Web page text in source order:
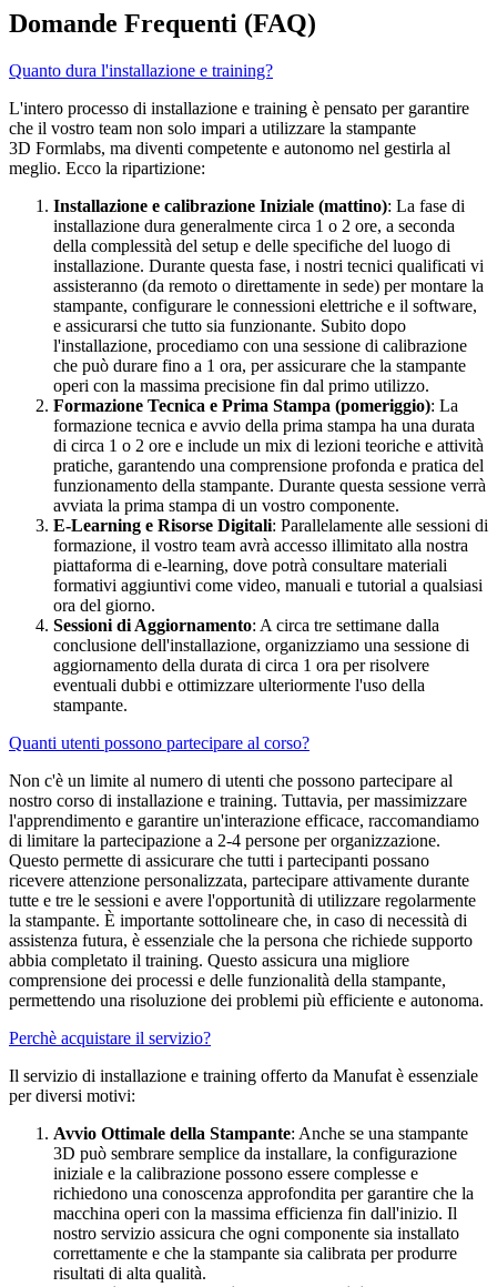
Domande Frequenti (FAQ)
Quanto dura l'installazione e training?
L'intero processo di installazione e training è pensato per garantire
che il vostro team non solo impari a utilizzare la stampante
3D Formlabs, ma diventi competente e autonomo nel gestirla al
meglio. Ecco la ripartizione:
Installazione e calibrazione Iniziale (mattino): La fase di
installazione dura generalmente circa 1 o 2 ore, a seconda
della complessità del setup e delle specifiche del luogo di
installazione. Durante questa fase, i nostri tecnici qualificati vi
assisteranno (da remoto o direttamente in sede) per montare la
stampante, configurare le connessioni elettriche e il software,
e assicurarsi che tutto sia funzionante. Subito dopo
l'installazione, procediamo con una sessione di calibrazione
che può durare fino a 1 ora, per assicurare che la stampante
operi con la massima precisione fin dal primo utilizzo.
Formazione Tecnica e Prima Stampa (pomeriggio): La
formazione tecnica e avvio della prima stampa ha una durata
di circa 1 o 2 ore e include un mix di lezioni teoriche e attività
pratiche, garantendo una comprensione profonda e pratica del
funzionamento della stampante. Durante questa sessione verrà
avviata la prima stampa di un vostro componente.
E-Learning e Risorse Digitali: Parallelamente alle sessioni di
formazione, il vostro team avrà accesso illimitato alla nostra
piattaforma di e-learning, dove potrà consultare materiali
formativi aggiuntivi come video, manuali e tutorial a qualsiasi
ora del giorno.
Sessioni di Aggiornamento: A circa tre settimane dalla
conclusione dell'installazione, organizziamo una sessione di
aggiornamento della durata di circa 1 ora per risolvere
eventuali dubbi e ottimizzare ulteriormente l'uso della
stampante.
Quanti utenti possono partecipare al corso?
Non c'è un limite al numero di utenti che possono partecipare al
nostro corso di installazione e training. Tuttavia, per massimizzare
l'apprendimento e garantire un'interazione efficace, raccomandiamo
di limitare la partecipazione a 2-4 persone per organizzazione.
Questo permette di assicurare che tutti i partecipanti possano
ricevere attenzione personalizzata, partecipare attivamente durante
tutte e tre le sessioni e avere l'opportunità di utilizzare regolarmente
la stampante. È importante sottolineare che, in caso di necessità di
assistenza futura, è essenziale che la persona che richiede supporto
abbia completato il training. Questo assicura una migliore
comprensione dei processi e delle funzionalità della stampante,
permettendo una risoluzione dei problemi più efficiente e autonoma.​
Perchè acquistare il servizio?
Il servizio di installazione e training offerto da Manufat è essenziale
per diversi motivi:
Avvio Ottimale della Stampante: Anche se una stampante
3D può sembrare semplice da installare, la configurazione
iniziale e la calibrazione possono essere complesse e
richiedono una conoscenza approfondita per garantire che la
macchina operi con la massima efficienza fin dall'inizio. Il
nostro servizio assicura che ogni componente sia installato
correttamente e che la stampante sia calibrata per produrre
risultati di alta qualità.